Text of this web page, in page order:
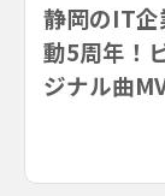
静岡のIT
動5周年！
ジナル曲